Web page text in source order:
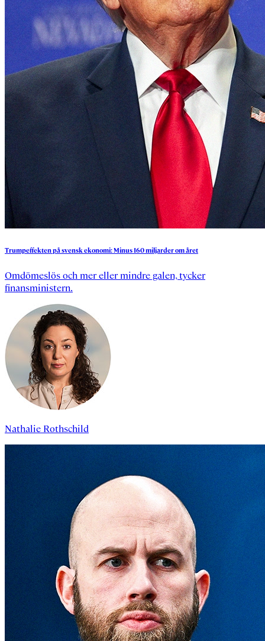
Trumpeffektenpåsvensk ekonomi:Minus160miljarderomåret
Omdömeslös och mer eller mindre galen, tycker
finansministern.
Nathalie Rothschild